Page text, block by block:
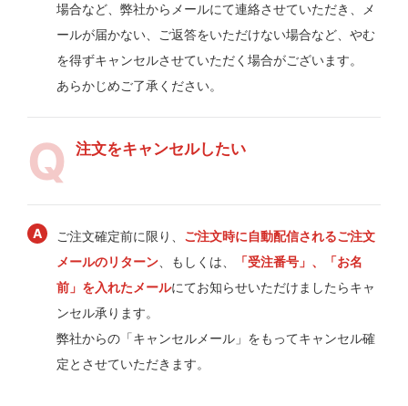
場合など、弊社からメールにて連絡させていただき、メ
ールが届かない、ご返答をいただけない場合など、やむ
を得ずキャンセルさせていただく場合がございます。
あらかじめご了承ください。
注文をキャンセルしたい
ご注文確定前に限り、 ご注文時に自動配信されるご注文
メールのリターン 、もしくは、
「受注番号」、「お名
前」を入れたメールにてお知らせいただけましたらキャ
ンセル承ります。
弊社からの「キャンセルメール」をもってキャンセル確
定とさせていただきます。